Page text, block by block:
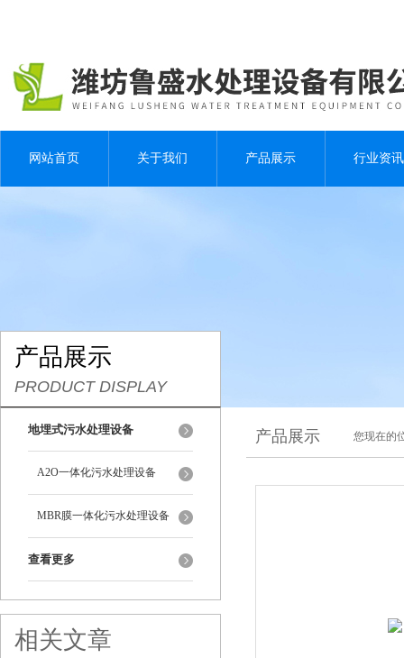
网站首页 关于我们 产品展示 行业资讯
产品展示
PRODUCT DISPLAY
地埋式污水处理设备
A2O一体化污水处理设备
MBR膜一体化污水处理设备
查看更多
相关文章
产品展示 您现在的